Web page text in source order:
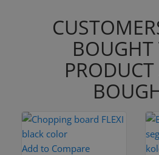
BOUGHT
Add to Compare